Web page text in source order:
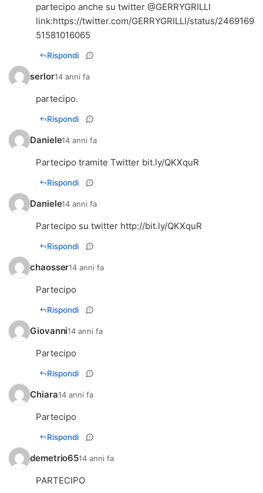
partecipo anche su twitter @GERRYGRILLI
link:https://twitter.com/GERRYGRILLI/status/2469169
51581016065
Rispondi
serlor14 anni fa
partecipo.
Rispondi
Daniele14 anni fa
Partecipo tramite Twitter bit.ly/QKXquR
Rispondi
Daniele14 anni fa
Partecipo su twitter http://bit.ly/QKXquR
Rispondi
chaosser14 anni fa
Partecipo
Rispondi
Giovanni14 anni fa
Partecipo
Rispondi
Chiara14 anni fa
Partecipo
Rispondi
demetrio6514 anni fa
PARTECIPO